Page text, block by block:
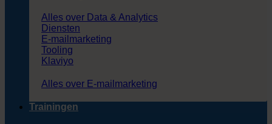
Alles over Data & Analytics
Diensten
E-mailmarketing
Tooling
Klaviyo
Alles over E-mailmarketing
Trainingen